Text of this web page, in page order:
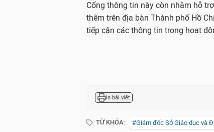
Cổng thông tin này còn nhằm hỗ
thêm trên địa bàn Thành phố Hồ
tiếp cận các thông tin trong hoạt
In bài viết
TỪ KHÓA: #Giám đốc Sở Giáo dục và